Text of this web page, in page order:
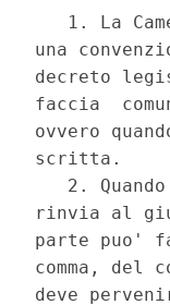
1. La
una
decreto
faccia
ovvero
scritta.
2.
rinvia al
parte puo'
comma,
deve